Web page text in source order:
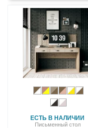
ЕСТЬ В НАЛИЧИИ
Письменный стол